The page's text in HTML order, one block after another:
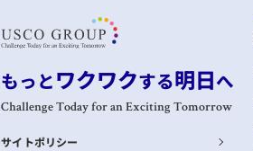
もっとワクワクする明日へ
Challenge Today for an Exciting Tomorrow
サイトポリシー